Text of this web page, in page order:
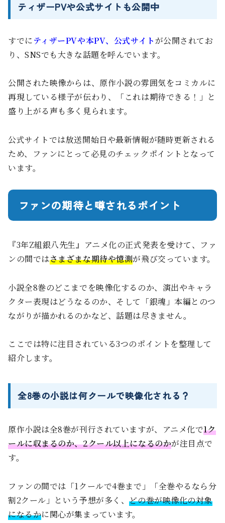
ティザーPVや公式サイトも公開中
すでにティザーPVや本PV、公式サイト が公開されてお
り、SNSでも大きな話題を呼んでいます。
公開された映像からは、原作小説の雰囲気をコミカルに
再現している様子が伝わり、「これは期待できる！」と
盛り上がる声も多く見られます。
公式サイトでは放送開始日や最新情報が随時更新される
ため、ファンにとって必見のチェックポイントとなって
います。
ファンの期待と噂されるポイント
『3年Z組銀八先生』アニメ化の正式発表を受けて、ファ
ンの間ではさまざまな期待や憶測が飛び交っています。
小説全8巻のどこまでを映像化するのか、演出やキャラ
クター表現はどうなるのか、そして「銀魂」本編とのつ
ながりが描かれるのかなど、話題は尽きません。
ここでは特に注目されている3つのポイントを整理して
紹介します。
全8巻の小説は何クールで映像化される？
原作小説は全8巻が刊行されていますが、アニメ化で1ク
ールに収まるのか、2クール以上になるのかが注目点で
す。
ファンの間では「1クールで4巻まで」「全巻やるなら分
割2クール」という予想が多く、どの巻が映像化の対象
になるかに関心が集まっています。